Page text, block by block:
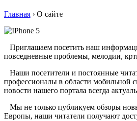
Главная › О сайте
Приглашаем посетить наш
повседневные проблемы, мелодии,
Наши посетители и постоянные
профессионалы в области мобильной
новости нашего портала всегда
Мы не только публикуем обзоры
Европы, наши читатели получают